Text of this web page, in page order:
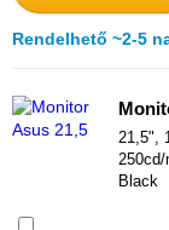
Rendelhető ~2-5
21,5",
Black